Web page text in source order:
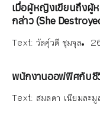
เมื่อผู้หญิงเขียนถึงผู้ห
กล่าว (She
Text: วัลคุ์วดี ชุมจุล
พนักงานออฟฟิศกับชี
Text: สมลดา เนียมละมู